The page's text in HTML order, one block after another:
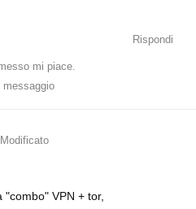
Rispondi
mi piace
messaggio
Modificato
"combo" VPN + tor,